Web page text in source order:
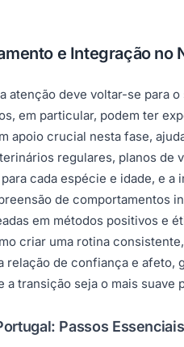
e Integração no
atenção deve voltar-se
em particular, podem ter
apoio crucial nesta fase,
regulares, planos
cada espécie e idade, e
de comportamentos
em métodos positivos e
criar uma rotina
de confiança e
transição seja o mais
Passos Essenciais